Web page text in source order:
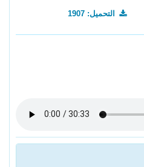
التحميل: 1907